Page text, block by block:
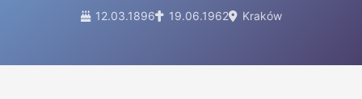
12.03.1896 19.06.1962 Kraków